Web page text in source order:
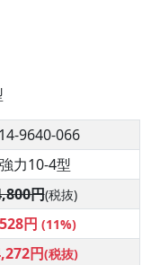
9640-066
強力10-4型
円(税抜)
円 (11%)
円(税抜)